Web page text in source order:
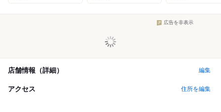
広告を非表示
店舗情報（詳細） 編集
アクセス 住所を編集